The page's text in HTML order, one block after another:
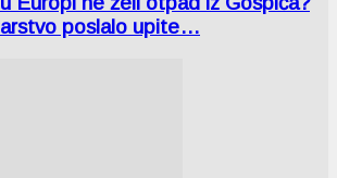
poslalo upite…